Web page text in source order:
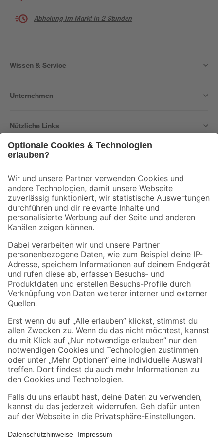
Abholung im Markt in 2 Stunden
Wissen & Service
Unternehmen
Nützliche Links
Der toom Newsletter: Keine Angebote und Aktionen mehr verpassen!
Zur Newsletter Anmeldung
Folge uns
Zahlungsarten Versandarten
Sicher einkaufen
Jetzt die toom-App herunterladen
Alle Preisangaben in EUR inkl. gesetzl. MwSt.. Die dargestellten Angebote sind unter
Umständen nicht in allen Märkten verfügbar. Die angegebenen Verfügbarkeiten beziehen
Produkte nur solange der Vorrat reicht.
*Paketversand ab 59 € versandkostenfrei, gilt nicht für Artikel mit Speditionsversand, hier